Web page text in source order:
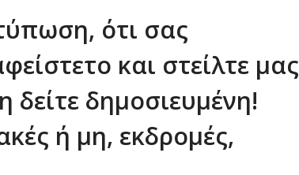
ότι σας
και στείλτε μας
δημοσιευμένη!
ή μη, εκδρομές,